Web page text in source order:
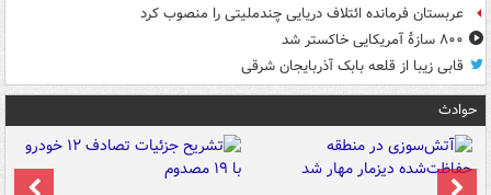
عربستان فرمانده ائتلاف دریایی چندملیتی را منصوب کرد
۸۰۰ سازۀ آمریکایی خاکستر شد
قابی زیبا از قلعه بابک آذربایجان شرقی
حوادث